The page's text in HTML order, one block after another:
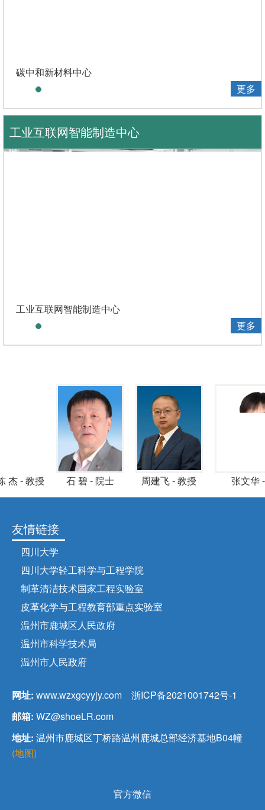
碳中和新材料中心
更多
工业互联网智能制造中心
工业互联网智能制造中心
更多
杰 - 教授 石 碧 - 院士 周建飞 - 教授 张
友情链接
四川大学
四川大学轻工科学与工程学院
制革清洁技术国家工程实验室
皮革化学与工程教育部重点实验室
温州市鹿城区人民政府
温州市科学技术局
温州市人民政府
网址: www.wzxgcyyjy.com
浙ICP备2021001742号-1
邮箱: WZ@shoeLR.com
地址: 温州市鹿城区丁桥路温州鹿城总部经济基地B04幢
(地图)
官方微信